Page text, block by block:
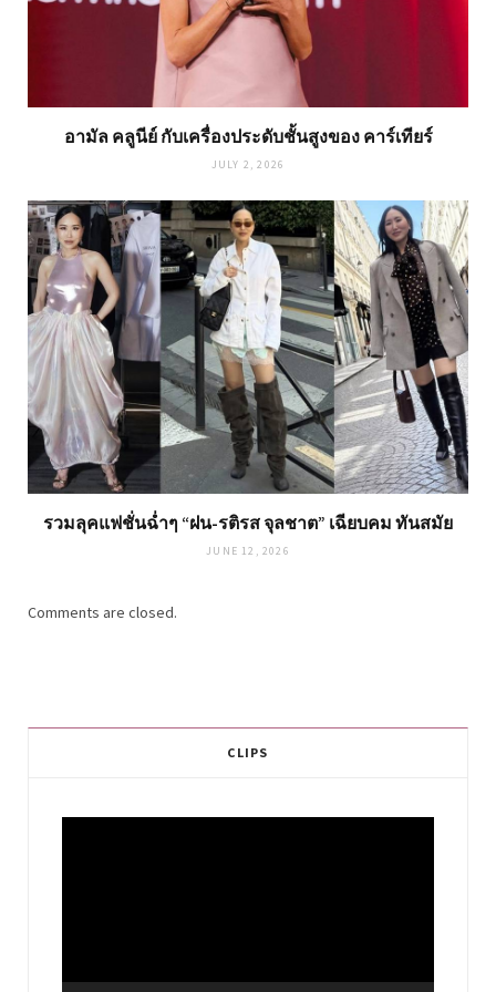
อามัล คลูนีย์ กับเครื่องประดับชั้นสูงของ คาร์เทียร์
JULY 2, 2026
รวมลุคแฟชั่นฉ่ำๆ “ฝน-รติรส จุลชาต” เฉียบคม ทันสมัย
JUNE 12, 2026
Comments are closed.
CLIPS